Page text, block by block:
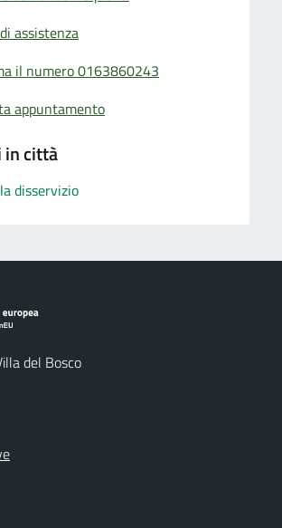
assistenza
il numero 0163860243
appuntamento
in città
disservizio
del Bosco